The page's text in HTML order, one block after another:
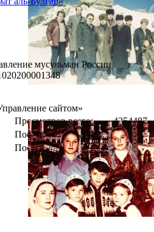
мусульман России
сайтом»
Просмотров всего:
4254487
Посетителей сегодня:
5255
Посетителей в онлайн:
13